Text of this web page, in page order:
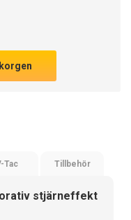
Tac Tillbehör
stjärneffekt